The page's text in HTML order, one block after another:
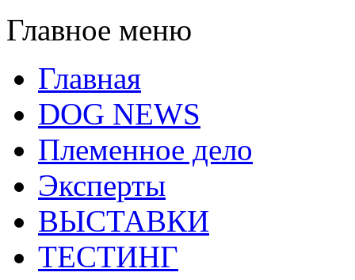
Главное меню
Главная
DOG NEWS
Племенное дело
Эксперты
ВЫСТАВКИ
ТЕСТИНГ